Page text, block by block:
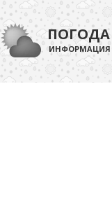
ИНФОРМАЦИЯ